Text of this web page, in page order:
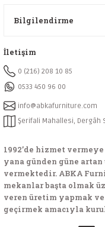
Bilgilendirme
İletişim
0 (216) 208 10 85
0533 450 96 00
info@abkafurniture.com
Şerifali Mahallesi, Dergâh
1992’de hizmet
yana günden güne
vermektedir. ABKA
mekanlar başta olmak
veren üretim yapmak
geçirmek amacıyla